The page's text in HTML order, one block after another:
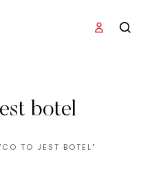
botel
TO JEST BOTEL"